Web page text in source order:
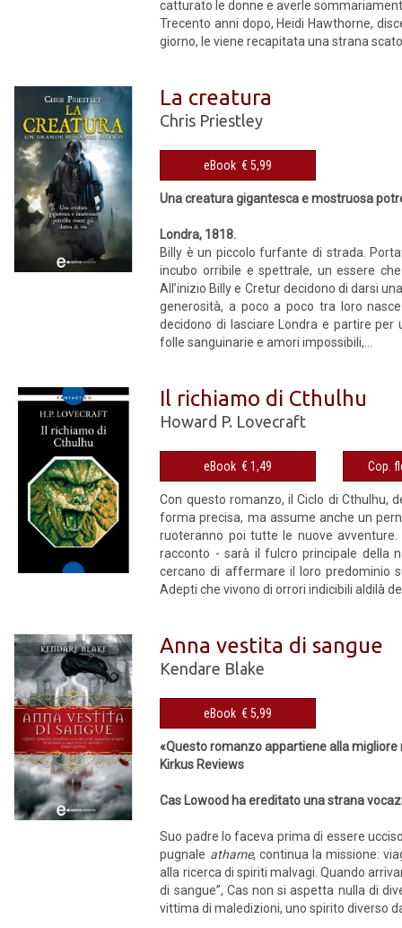
catturato le donne e averle
Trecento anni dopo, Heidi Hawthorne,
giorno, le viene recapitata una strana
La creatura
Chris Priestley
eBook € 5,99
Una creatura gigantesca e mostruosa
Londra, 1818.
Billy è un piccolo furfante di strada.
incubo orribile e spettrale, un essere
All’inizio Billy e Cretur decidono di darsi
generosità, a poco a poco tra loro
decidono di lasciare Londra e partire
folle sanguinarie e amori impossibili,...
Il richiamo di Cthulhu
Howard P. Lovecraft
eBook € 1,49
Con questo romanzo, il Ciclo di Cthulhu,
forma precisa, ma assume anche un
ruoteranno poi tutte le nuove
racconto - sarà il fulcro principale della
cercano di affermare il loro predominio
Adepti che vivono di orrori indicibili aldilà
Anna vestita di sangue
Kendare Blake
eBook € 5,99
«Questo romanzo appartiene alla migliore
Kirkus Reviews
Cas Lowood ha ereditato una strana
Suo padre lo faceva prima di essere
pugnale athame, continua la missione:
alla ricerca di spiriti malvagi. Quando
di sangue”, Cas non si aspetta nulla di
vittima di maledizioni, uno spirito diverso